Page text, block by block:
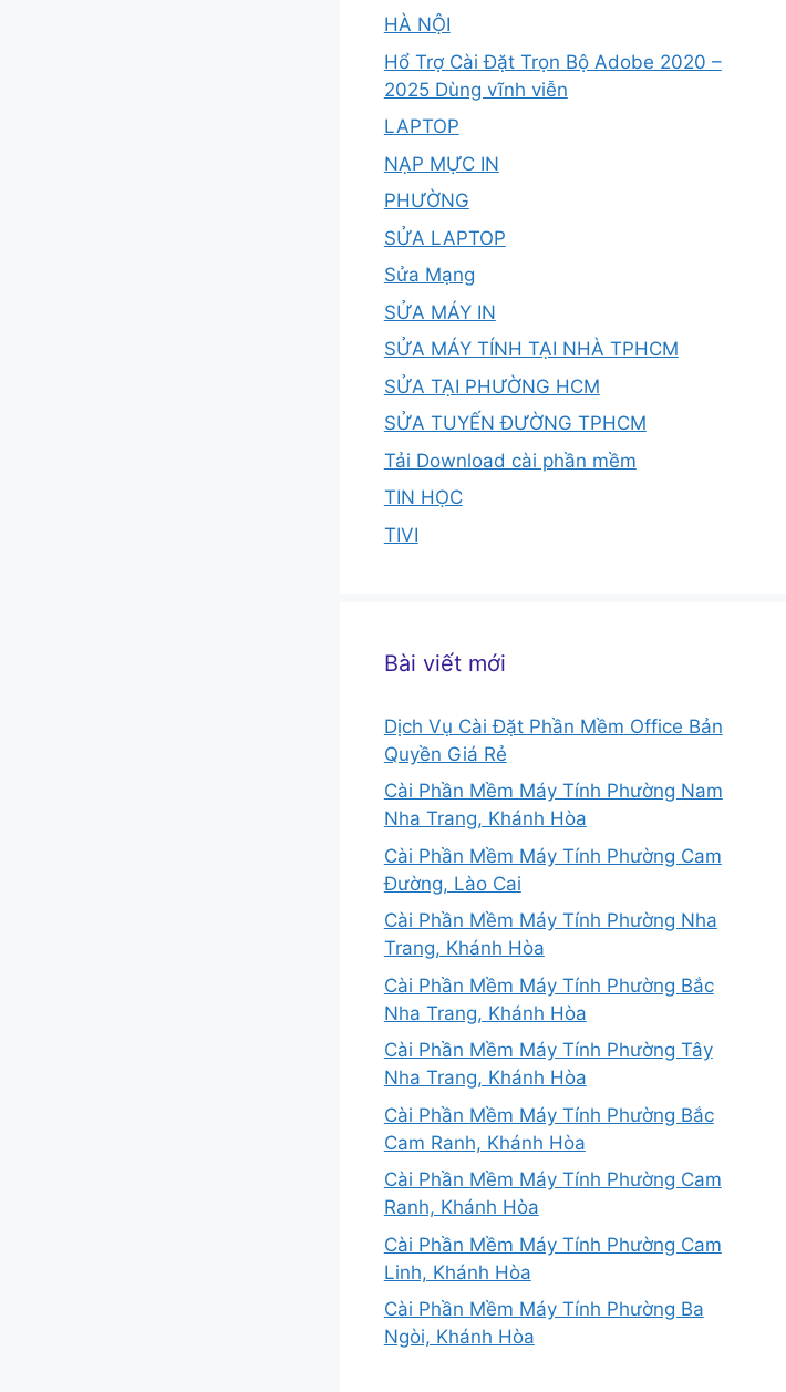
HÀ NỘI
Hổ Trợ Cài Đặt Trọn Bộ Adobe 2020 –
2025 Dùng vĩnh viễn
LAPTOP
NẠP MỰC IN
PHƯỜNG
SỬA LAPTOP
Sửa Mạng
SỬA MÁY IN
SỬA MÁY TÍNH TẠI NHÀ TPHCM
SỬA TẠI PHƯỜNG HCM
SỬA TUYẾN ĐƯỜNG TPHCM
Tải Download cài phần mềm
TIN HỌC
TIVI
Bài viết mới
Dịch Vụ Cài Đặt Phần Mềm Office Bản
Quyền Giá Rẻ
Cài Phần Mềm Máy Tính Phường Nam
Nha Trang, Khánh Hòa
Cài Phần Mềm Máy Tính Phường Cam
Đường, Lào Cai
Cài Phần Mềm Máy Tính Phường Nha
Trang, Khánh Hòa
Cài Phần Mềm Máy Tính Phường Bắc
Nha Trang, Khánh Hòa
Cài Phần Mềm Máy Tính Phường Tây
Nha Trang, Khánh Hòa
Cài Phần Mềm Máy Tính Phường Bắc
Cam Ranh, Khánh Hòa
Cài Phần Mềm Máy Tính Phường Cam
Ranh, Khánh Hòa
Cài Phần Mềm Máy Tính Phường Cam
Linh, Khánh Hòa
Cài Phần Mềm Máy Tính Phường Ba
Ngòi, Khánh Hòa